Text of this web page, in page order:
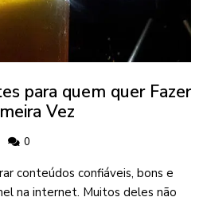
para quem quer Fazer
Vez
0
conteúdos confiáveis, bons e
na internet. Muitos deles não